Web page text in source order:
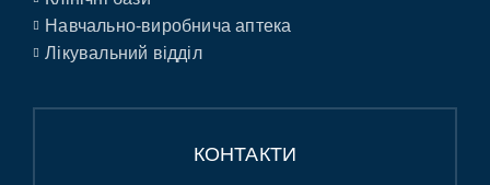
Навчально-виробнича аптека
Лікувальний відділ
КОНТАКТИ